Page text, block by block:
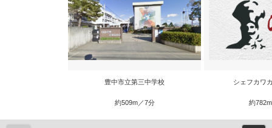
豊中市立第三中学校
約509m／7分
シェフカワ
約